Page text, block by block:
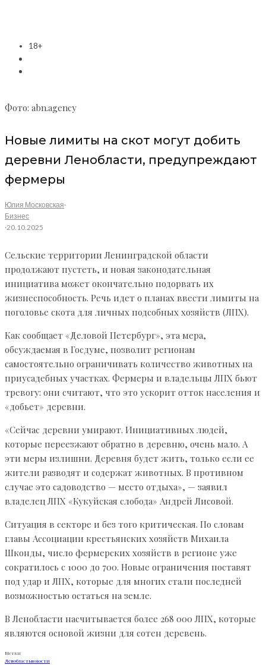
18+
Фото: abn.agency
Новые лимиты на скот могут добить
деревни Ленобласти, предупреждают
фермеры
Юлия Московская·
Бизнес
·20.10.2025
Сельские территории Ленинградской области
продолжают пустеть, и новая законодательная
инициатива может окончательно подорвать их
жизнеспособность. Речь идет о планах ввести лимиты на
поголовье скота для личных подсобных хозяйств (ЛПХ).
Как сообщает «Деловой Петербург», эта мера,
обсуждаемая в Госдуме, позволит регионам
самостоятельно ограничивать количество животных на
приусадебных участках. Фермеры и владельцы ЛПХ бьют
тревогу: они считают, что это ускорит отток населения и
«добьет» деревни.
«Сейчас деревни умирают. Инициативных людей,
которые переезжают обратно в деревню, очень мало. А
эти меры излишни. Деревня будет жить, только если ее
жители разводят и содержат животных. В противном
случае это садоводство — место отдыха», — заявил
владелец ЛПХ «Кукуйская слобода» Андрей Лисовой.
Ситуация в секторе и без того критическая. По словам
главы Ассоциации крестьянских хозяйств Михаила
Шконды, число фермерских хозяйств в регионе уже
сократилось с 1000 до 700. Новые ограничения поставят
под удар и ЛПХ, которые для многих стали последней
возможностью остаться на земле.
В Ленобласти насчитывается более 268 000 ЛПХ, которые
являются основой жизни для сотен деревень.
Метки
Ленобластьновости